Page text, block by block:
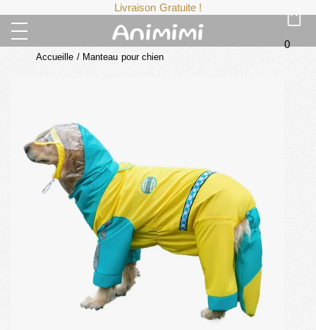
Livraison Gratuite !
0
Accueille / Manteau pour chien